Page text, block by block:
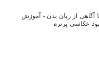
آگاهی از زبان بدن - آموزش